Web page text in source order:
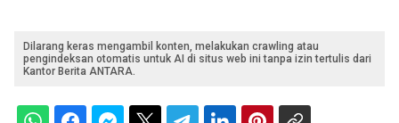
Dilarang keras mengambil konten, melakukan crawling atau
pengindeksan otomatis untuk AI di situs web ini tanpa izin tertulis dari
Kantor Berita ANTARA.